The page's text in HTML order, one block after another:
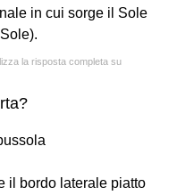
in cui sorge il Sole
la risposta completa su
il bordo laterale piatto